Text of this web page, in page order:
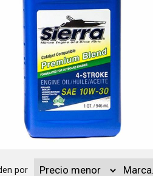
por